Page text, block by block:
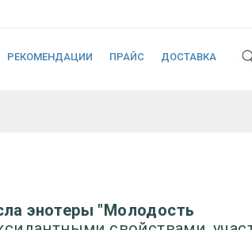
РЕКОМЕНДАЦИИ ПРАЙС ДОСТАВКА
энотеры "Молодость